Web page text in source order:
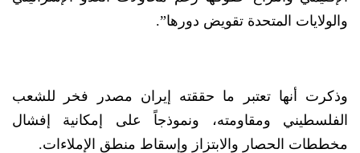
والولايات المتحدة تقويض دورها”.
وذكرت أنها تعتبر ما حققته إيران مصدر فخر للشعب
الفلسطيني ومقاومته، ونموذجاً على إمكانية إفشال
مخططات الحصار والابتزاز وإسقاط منطق الإملاءات.